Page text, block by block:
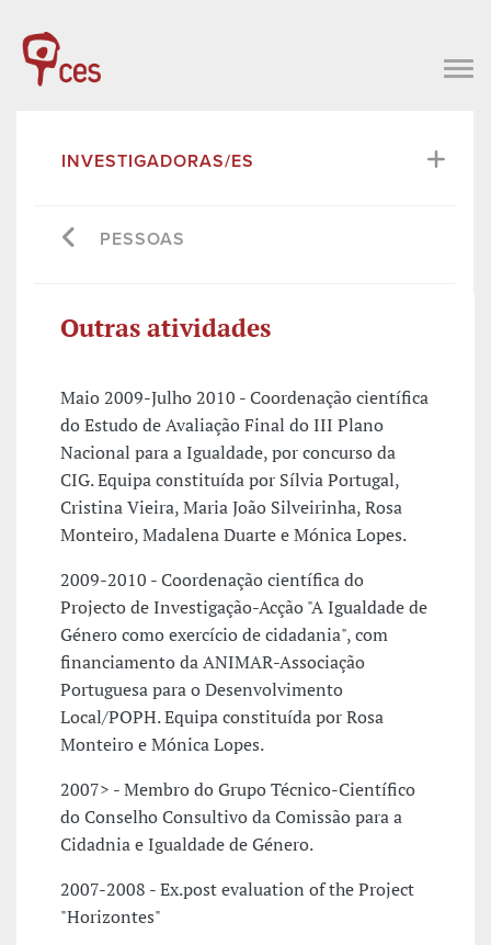
INVESTIGADORAS/ES
PESSOAS
Outras atividades
Maio 2009-Julho 2010 - Coordenação científica
do Estudo de Avaliação Final do III Plano
Nacional para a Igualdade, por concurso da
CIG. Equipa constituída por Sílvia Portugal,
Cristina Vieira, Maria João Silveirinha, Rosa
Monteiro, Madalena Duarte e Mónica Lopes.
2009-2010 - Coordenação científica do
Projecto de Investigação-Acção "A Igualdade de
Género como exercício de cidadania", com
financiamento da ANIMAR-Associação
Portuguesa para o Desenvolvimento
Local/POPH. Equipa constituída por Rosa
Monteiro e Mónica Lopes.
2007> - Membro do Grupo Técnico-Científico
do Conselho Consultivo da Comissão para a
Cidadnia e Igualdade de Género.
2007-2008 - Ex.post evaluation of the Project
"Horizontes"